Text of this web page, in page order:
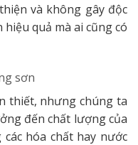
và không gây độc
hiệu quả mà ai cũng có
sơn
thiết, nhưng chúng ta
đến chất lượng của
hóa chất hay nước